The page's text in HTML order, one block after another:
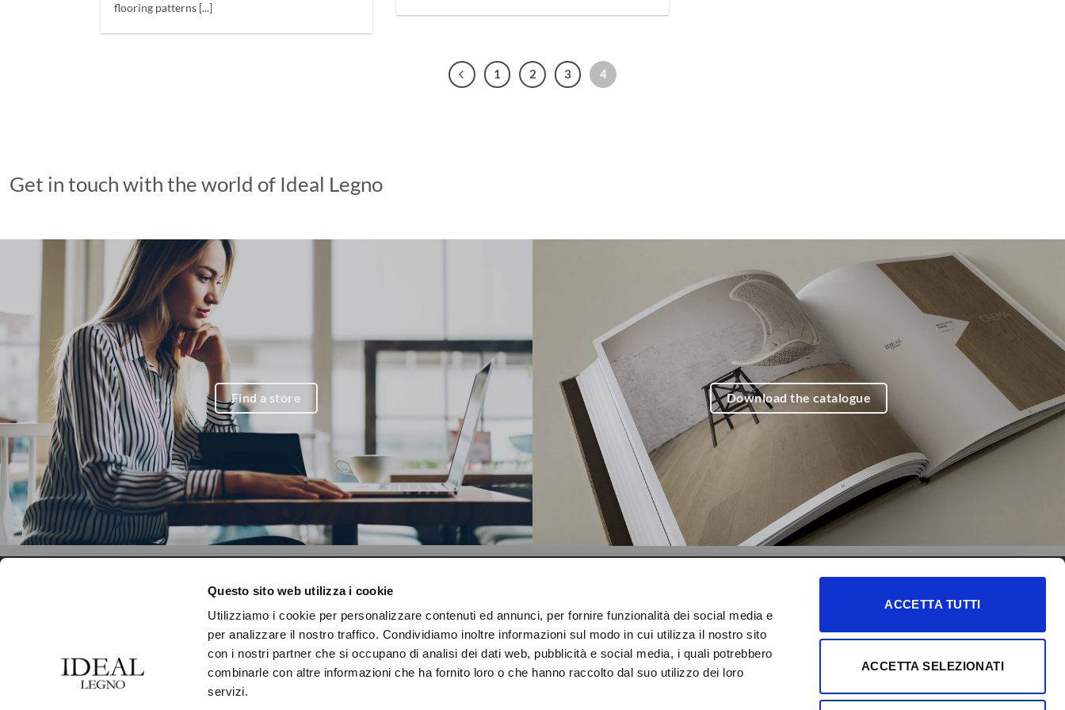
Questo sito web utilizza i cookie
Utilizziamo i cookie per personalizzare contenuti ed annunci, per fornire funzionalità dei social media e
per analizzare il nostro traffico. Condividiamo inoltre informazioni sul modo in cui utilizza il nostro sito
con i nostri partner che si occupano di analisi dei dati web, pubblicità e social media, i quali potrebbero
combinarle con altre informazioni che ha fornito loro o che hanno raccolto dal suo utilizzo dei loro
servizi.
ACCETTA TUTTI
ACCETTA SELEZIONATI
flooring patterns [...]
1 2 3 4
Get in touch with the world of Ideal Legno
Find a store Download the catalogue
Loc. Premaore
30010 Camponogara
PRODUCTS
COLLECTIONS
FINISHES
SIZES
COMPANY
ABOUT US
CONTACTS
DOWNLOAD
FLOORS CERTIFICATES
Discover our collections of
and much more.